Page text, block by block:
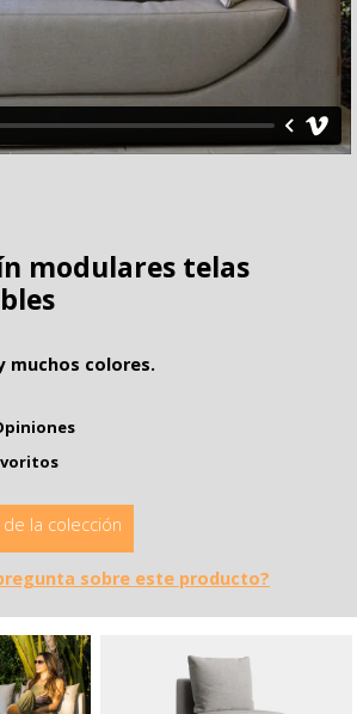
modulares telas
muchos colores.
la colección
sobre este producto?